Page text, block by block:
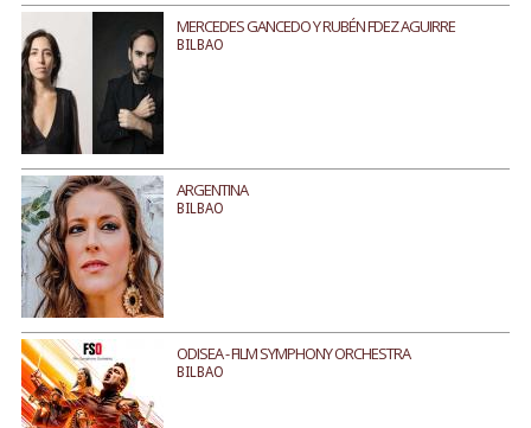
MERCEDES GANCEDO Y RUBÉN FDEZ AGUIRRE
BILBAO
ARGENTINA
BILBAO
ODISEA - FILM SYMPHONY ORCHESTRA
BILBAO